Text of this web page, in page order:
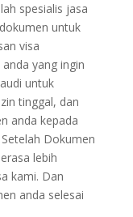
spesialis jasa
untuk
visa
yang ingin
untuk
tinggal, dan
anda kepada
Dokumen
lebih
kami. Dan
anda selesai